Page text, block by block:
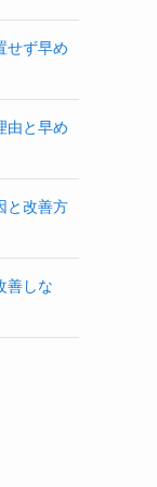
せず早め
由と早め
と改善方
善しな